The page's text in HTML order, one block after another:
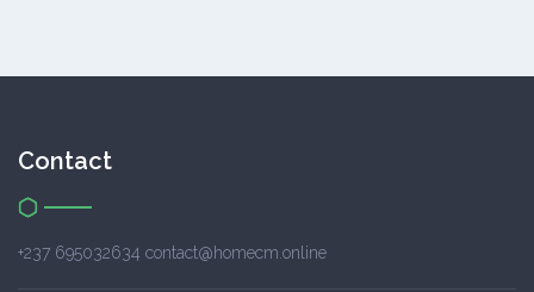
Contact
+237 695032634 contact@homecm.online